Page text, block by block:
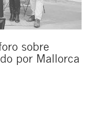
sobre
por Mallorca